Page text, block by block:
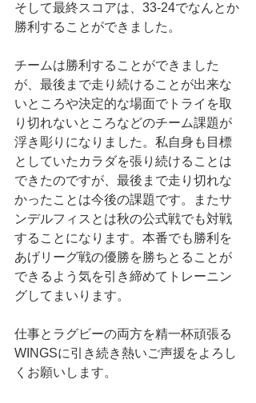
そして最終スコアは、33-24でなんとか
勝利することができました。
チームは勝利することができました
が、最後まで走り続けることが出来な
いところや決定的な場面でトライを取
り切れないところなどのチーム課題が
浮き彫りになりました。私自身も目標
としていたカラダを張り続けることは
できたのですが、最後まで走り切れな
かったことは今後の課題です。またサ
ンデルフィスとは秋の公式戦でも対戦
することになります。本番でも勝利を
あげリーグ戦の優勝を勝ちとることが
できるよう気を引き締めてトレーニン
グしてまいります。
仕事とラグビーの両方を精一杯頑張る
WINGSに引き続き熱いご声援をよろし
くお願いします。